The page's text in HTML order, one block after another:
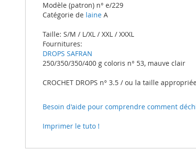
Modèle (patron) n° e/229
Catégorie de laine A
Taille: S/M / L/XL / XXL / XXXL
Fournitures:
DROPS SAFRAN
250/350/350/400 g coloris n° 53, mauve clair
CROCHET DROPS n° 3.5 / ou la taille
Besoin d'aide pour comprendre comment
Imprimer le tuto !